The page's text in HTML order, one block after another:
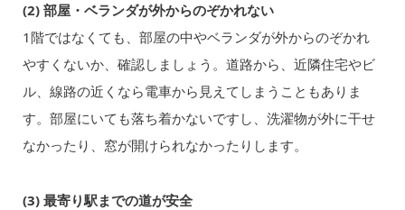
(2) 部屋・ベランダが外からのぞかれない
1階ではなくても、部屋の中やベランダが外からのぞかれ
やすくないか、確認しましょう。道路から、近隣住宅やビ
ル、線路の近くなら電車から見えてしまうこともありま
す。部屋にいても落ち着かないですし、洗濯物が外に干せ
なかったり、窓が開けられなかったりします。
(3) 最寄り駅までの道が安全